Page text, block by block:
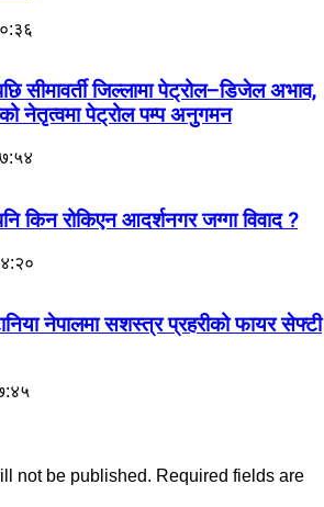
सीमावर्ती जिल्लामा पेट्रोल–डिजेल अभाव,
नेतृत्वमा पेट्रोल पम्प अनुगमन
किन रोकिएन आदर्शनगर जग्गा विवाद ?
नेपालमा सशस्त्र प्रहरीको फायर सेफ्टी
not be published. Required fields are